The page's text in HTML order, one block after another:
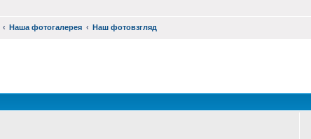
Наша фотогалерея Наш фотовзгляд